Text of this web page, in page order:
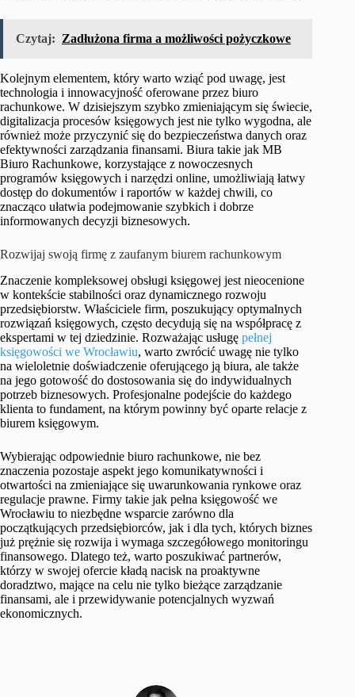
Czytaj: Zadłużona firma a możliwości pożyczkowe
Kolejnym elementem, który warto wziąć pod uwagę, jest
technologia i innowacyjność oferowane przez biuro
rachunkowe. W dzisiejszym szybko zmieniającym się świecie,
digitalizacja procesów księgowych jest nie tylko wygodna, ale
również może przyczynić się do bezpieczeństwa danych oraz
efektywności zarządzania finansami. Biura takie jak MB
Biuro Rachunkowe, korzystające z nowoczesnych
programów księgowych i narzędzi online, umożliwiają łatwy
dostęp do dokumentów i raportów w każdej chwili, co
znacząco ułatwia podejmowanie szybkich i dobrze
informowanych decyzji biznesowych.
Rozwijaj swoją firmę z zaufanym biurem rachunkowym
Znaczenie kompleksowej obsługi księgowej jest nieocenione
w kontekście stabilności oraz dynamicznego rozwoju
przedsiębiorstw. Właściciele firm, poszukujący optymalnych
rozwiązań księgowych, często decydują się na współpracę z
ekspertami w tej dziedzinie. Rozważając usługę pełnej
księgowości we Wrocławiu, warto zwrócić uwagę nie tylko
na wieloletnie doświadczenie oferującego ją biura, ale także
na jego gotowość do dostosowania się do indywidualnych
potrzeb biznesowych. Profesjonalne podejście do każdego
klienta to fundament, na którym powinny być oparte relacje z
biurem księgowym.
Wybierając odpowiednie biuro rachunkowe, nie bez
znaczenia pozostaje aspekt jego komunikatywności i
otwartości na zmieniające się uwarunkowania rynkowe oraz
regulacje prawne. Firmy takie jak pełna księgowość we
Wrocławiu to niezbędne wsparcie zarówno dla
początkujących przedsiębiorców, jak i dla tych, których biznes
już prężnie się rozwija i wymaga szczegółowego monitoringu
finansowego. Dlatego też, warto poszukiwać partnerów,
którzy w swojej ofercie kładą nacisk na proaktywne
doradztwo, mające na celu nie tylko bieżące zarządzanie
finansami, ale i przewidywanie potencjalnych wyzwań
ekonomicznych.